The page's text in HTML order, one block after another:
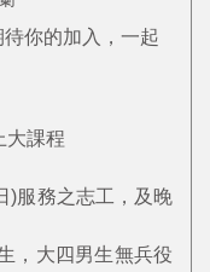
你的加入，一起
大課程
)服務之志工，及晚
，大四男生無兵役